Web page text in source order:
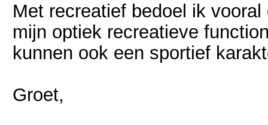
Met recreatief bedoel ik
mijn optiek recreatieve
kunnen ook een sportief
Groet,